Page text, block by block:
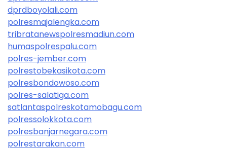
dprdboyolali.com
polresmajalengka.com
tribratanewspolresmadiun.com
humaspolrespalu.com
polres-jember.com
polrestobekasikota.com
polresbondowoso.com
polres-salatiga.com
satlantaspolreskotamobagu.com
polressolokkota.com
polresbanjarnegara.com
polrestarakan.com